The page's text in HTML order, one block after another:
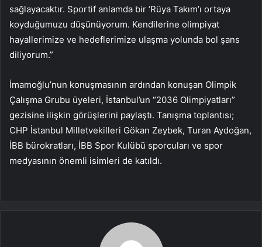
sağlayacaktır. Sportif anlamda bir ‘Rüya Takım’ı ortaya
koyduğumuzu düşünüyorum. Kendilerine olimpiyat
hayallerimize ve hedeflerimize ulaşma yolunda bol şans
diliyorum.”
İmamoğlu’nun konuşmasının ardından konuşan Olimpik
Çalışma Grubu üyeleri, İstanbul’un “2036 Olimpiyatları”
gezisine ilişkin görüşlerini paylaştı. Tanışma toplantısı;
CHP İstanbul Milletvekilleri Gökan Zeybek, Turan Aydoğan,
İBB bürokratları, İBB Spor Kulübü sporcuları ve spor
medyasının önemli isimleri de katıldı.